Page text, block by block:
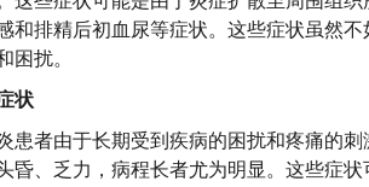
和排精后初血尿等症状。这些症状虽然
困扰。
状
患者由于长期受到疾病的困扰和疼痛的
昏、乏力，病程长者尤为明显。这些症